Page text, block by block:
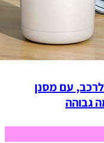
עם מסנן
גבוהה